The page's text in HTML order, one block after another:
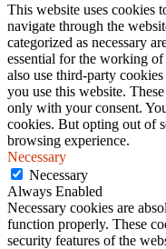
This website uses cookies
navigate through the
categorized as necessary
essential for the working
also use third-party
you use this website.
only with your consent.
cookies. But opting out of
browsing experience.
Necessary
Necessary
Always Enabled
Necessary cookies are
function properly. These
security features of the